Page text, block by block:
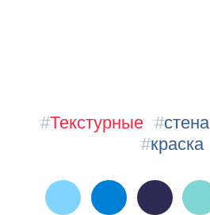
#Текстурные #стена
#краска